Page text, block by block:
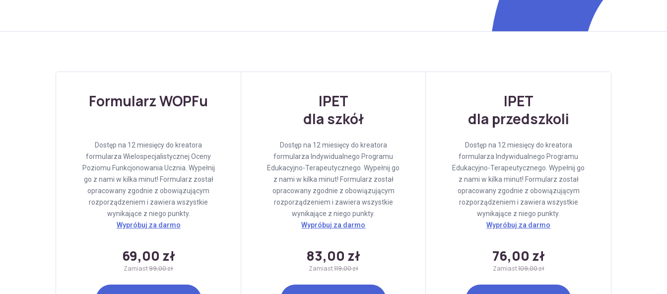
Formularz WOPFu
Dostęp na 12 miesięcy do kreatora
formularza Wielospecjalistycznej Oceny
Poziomu Funkcjonowania Ucznia. Wypełnij
go z nami w kilka minut! Formularz został
opracowany zgodnie z obowiązującym
rozporządzeniem i zawiera wszystkie
wynikające z niego punkty.
Wypróbuj za darmo
69,00 zł
Zamiast99,00 zł
IPET
dla szkół
Dostęp na 12 miesięcy do kreatora
formularza Indywidualnego Programu
Edukacyjno-Terapeutycznego. Wypełnij go
z nami w kilka minut! Formularz został
opracowany zgodnie z obowiązującym
rozporządzeniem i zawiera wszystkie
wynikające z niego punkty.
Wypróbuj za darmo
83,00 zł
Zamiast119,00 zł
IPET
dla przedszkoli
Dostęp na 12 miesięcy do kreatora
formularza Indywidualnego Programu
Edukacyjno-Terapeutycznego. Wypełnij go
z nami w kilka minut! Formularz został
opracowany zgodnie z obowiązującym
rozporządzeniem i zawiera wszystkie
wynikające z niego punkty.
Wypróbuj za darmo
76,00 zł
Zamiast109,00 zł